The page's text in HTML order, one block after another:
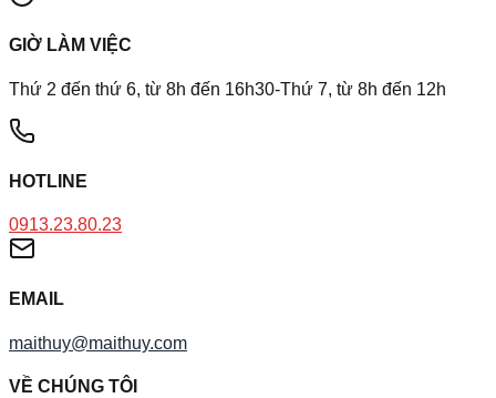
GIỜ LÀM VIỆC
Thứ 2 đến thứ 6, từ 8h đến 16h30-Thứ 7, từ 8h đến 12h
HOTLINE
0913.23.80.23
EMAIL
maithuy@maithuy.com
VỀ CHÚNG TÔI